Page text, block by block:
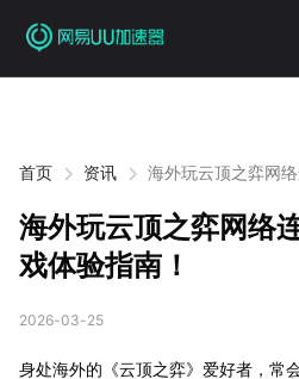
首页 资讯
海外玩云顶之弈网
海外玩云顶之弈网络
戏体验指南！
2026-03-25
身处海外的《云顶之弈》爱好者，常